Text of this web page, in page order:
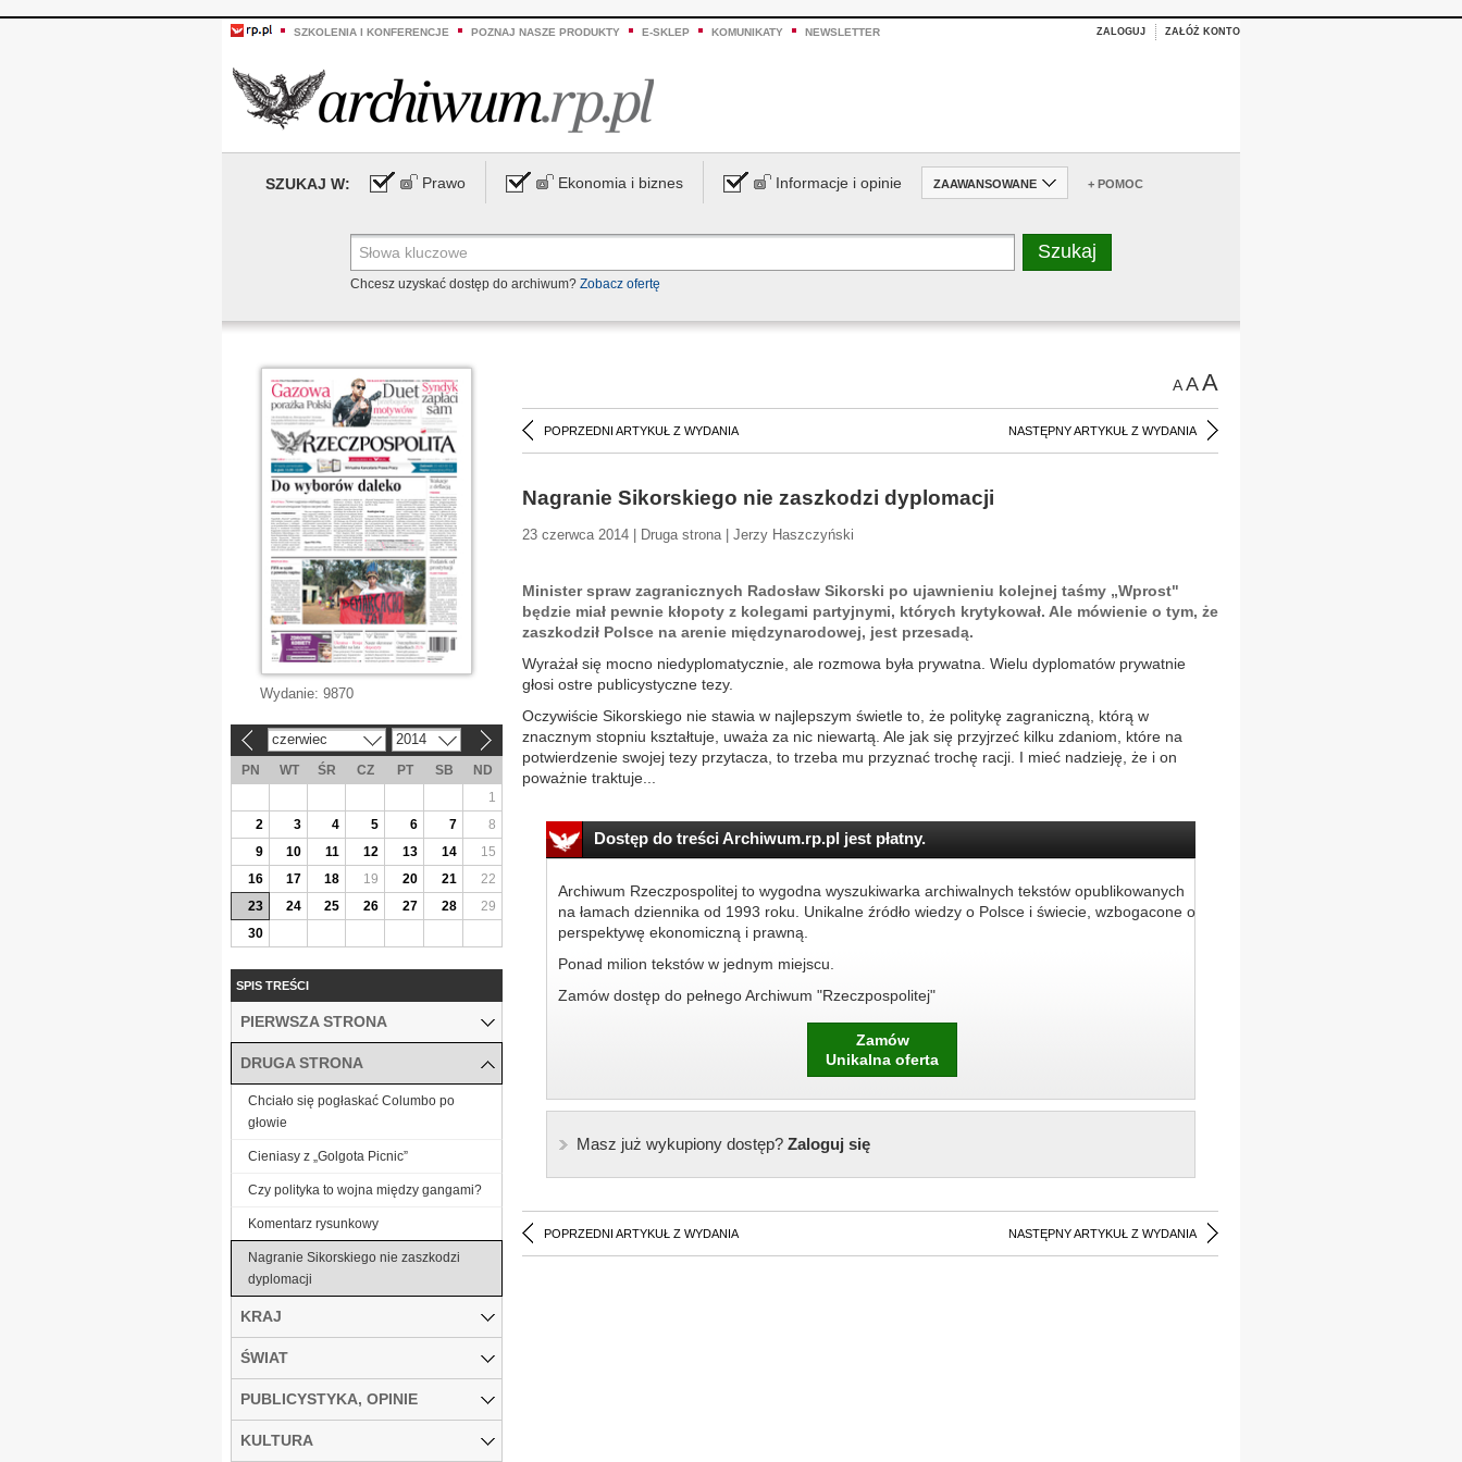
SZKOLENIA I KONFERENCJE POZNAJ NASZE PRODUKTY E-SKLEP KOMUNIKATY NEWSLETTER ZALOGUJ ZAŁÓŻ KONTO
SZUKAJ W: Prawo Ekonomia i biznes Informacje i opinie ZAAWANSOWANE + POMOC
Chcesz uzyskać dostęp do archiwum? Zobacz ofertę
AAA
POPRZEDNI ARTYKUŁ Z WYDANIA NASTĘPNY ARTYKUŁ Z WYDANIA
Nagranie Sikorskiego nie zaszkodzi dyplomacji
23 czerwca 2014 | Druga strona | Jerzy Haszczyński
Minister spraw zagranicznych Radosław Sikorski po ujawnieniu kolejnej taśmy „Wprost"
będzie miał pewnie kłopoty z kolegami partyjnymi, których krytykował. Ale mówienie o tym, że
zaszkodził Polsce na arenie międzynarodowej, jest przesadą.
Wyrażał się mocno niedyplomatycznie, ale rozmowa była prywatna. Wielu dyplomatów prywatnie
głosi ostre publicystyczne tezy.
Oczywiście Sikorskiego nie stawia w najlepszym świetle to, że politykę zagraniczną, którą w
znacznym stopniu kształtuje, uważa za nic niewartą. Ale jak się przyjrzeć kilku zdaniom, które na
potwierdzenie swojej tezy przytacza, to trzeba mu przyznać trochę racji. I mieć nadzieję, że i on
poważnie traktuje...
Dostęp do treści Archiwum.rp.pl jest płatny.
Archiwum Rzeczpospolitej to wygodna wyszukiwarka archiwalnych tekstów opublikowanych
na łamach dziennika od 1993 roku. Unikalne źródło wiedzy o Polsce i świecie, wzbogacone o
perspektywę ekonomiczną i prawną.
Ponad milion tekstów w jednym miejscu.
Zamów dostęp do pełnego Archiwum "Rzeczpospolitej"
Zamów
Unikalna oferta
Masz już wykupiony dostęp?Zaloguj się
POPRZEDNI ARTYKUŁ Z WYDANIA NASTĘPNY ARTYKUŁ Z WYDANIA
Wydanie: 9870
czerwiec 2014
PN WT ŚR CZ PT SB
ND
1
2
3 4 5 6 7
8
9
10 11 12 13 14
15
16
17 18 19 20 21
22
23
24 25 26 27 28
29
30
SPIS TREŚCI
PIERWSZA STRONA
DRUGA STRONA
Chciało się pogłaskać Columbo po
głowie
Cieniasy z „Golgota Picnic”
Czy polityka to wojna między gangami?
Komentarz rysunkowy
Nagranie Sikorskiego nie zaszkodzi
dyplomacji
KRAJ
ŚWIAT
PUBLICYSTYKA, OPINIE
KULTURA